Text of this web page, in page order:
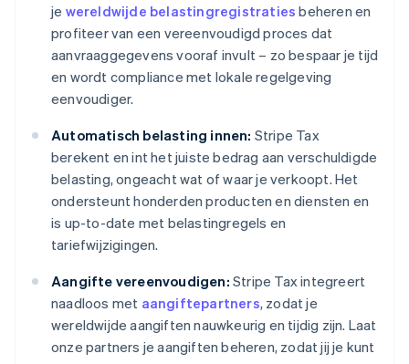
je wereldwijde belastingregistraties beheren en
profiteer van een vereenvoudigd proces dat
aanvraaggegevens vooraf invult – zo bespaar je tijd
en wordt compliance met lokale regelgeving
eenvoudiger.
Automatisch belasting innen: Stripe Tax
berekent en int het juiste bedrag aan verschuldigde
belasting, ongeacht wat of waar je verkoopt. Het
ondersteunt honderden producten en diensten en
is up-to-date met belastingregels en
tariefwijzigingen.
Aangifte vereenvoudigen: Stripe Tax integreert
naadloos met aangiftepartners, zodat je
wereldwijde aangiften nauwkeurig en tijdig zijn. Laat
onze partners je aangiften beheren, zodat jij je kunt